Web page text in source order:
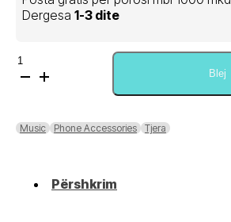
Dergesa 1-3 dite
Sasi
Portable
15"
30W
Blej
Music Phone Accessories Tjera
Përshkrim